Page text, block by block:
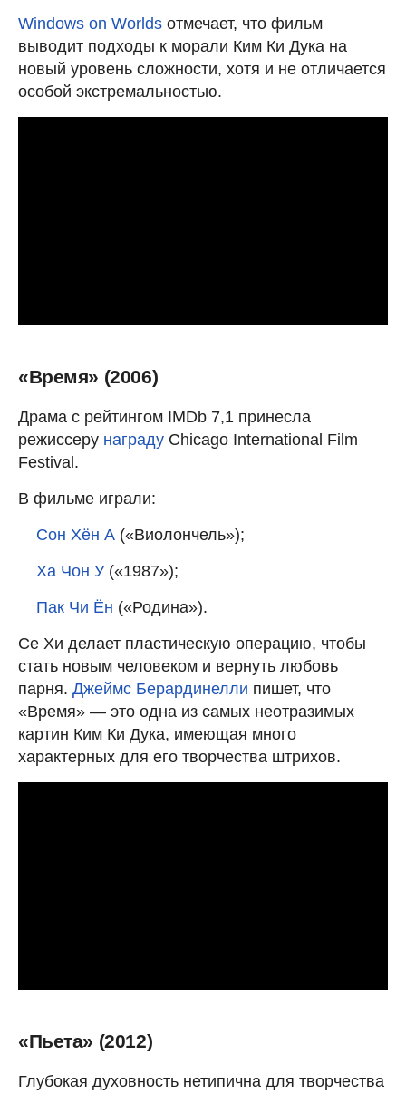
Windows on Worlds отмечает, что фильм
выводит подходы к морали Ким Ки Дука на
новый уровень сложности, хотя и не отличается
особой экстремальностью.
«Время» (2006)
Драма с рейтингом IMDb 7,1 принесла
режиссеру награду Chicago International Film
Festival.
В фильме играли:
Сон Хён А («Виолончель»);
Ха Чон У(«1987»);
Пак Чи Ён («Родина»).
Се Хи делает пластическую операцию, чтобы
стать новым человеком и вернуть любовь
парня. Джеймс Берардинелли пишет, что
«Время» — это одна из самых неотразимых
картин Ким Ки Дука, имеющая много
характерных для его творчества штрихов.
«Пьета» (2012)
Глубокая духовность нетипична для творчества